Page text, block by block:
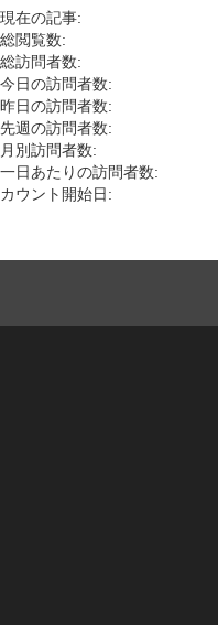
現在の記事:
総閲覧数:
総訪問者数:
今日の訪問者数:
昨日の訪問者数:
先週の訪問者数:
月別訪問者数:
一日あたりの訪問者数:
カウント開始日: